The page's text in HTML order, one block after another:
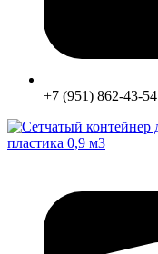
+7 (951) 862-43-54